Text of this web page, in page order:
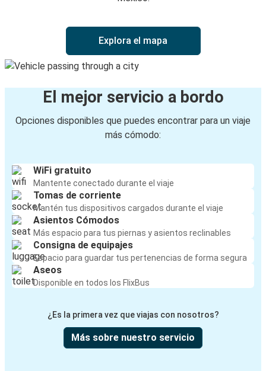
Explora el mapa
El mejor servicio a bordo
Opciones disponibles que puedes encontrar para un viaje
más cómodo:
WiFi gratuito
Mantente conectado durante el viaje
Tomas de corriente
Mantén tus dispositivos cargados durante el viaje
Asientos Cómodos
Más espacio para tus piernas y asientos reclinables
Consigna de equipajes
Espacio para guardar tus pertenencias de forma segura
Aseos
Disponible en todos los FlixBus
¿Es la primera vez que viajas con nosotros?
Más sobre nuestro servicio